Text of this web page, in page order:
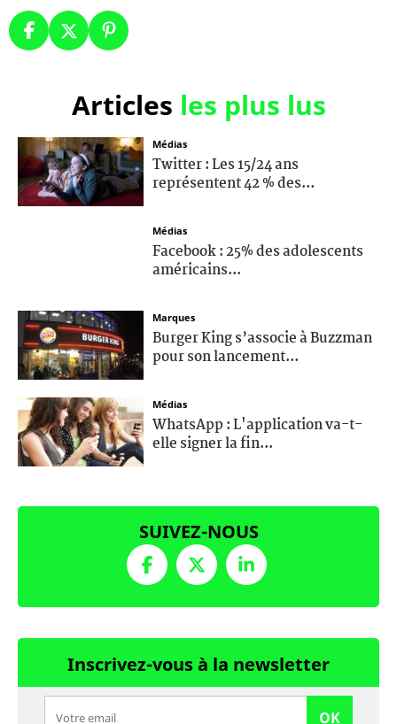
Articles les plus lus
Médias
Twitter : Les 15/24 ans
représentent 42 % des...
Médias
Facebook : 25% des adolescents
américains...
Marques
Burger King s’associe à Buzzman
pour son lancement...
Médias
WhatsApp : L'application va-t-
elle signer la fin...
SUIVEZ-NOUS
Inscrivez-vous à la newsletter
OK